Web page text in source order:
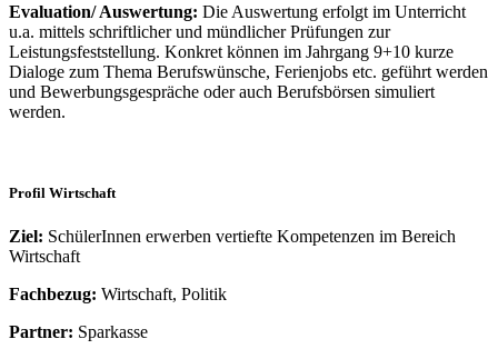
Evaluation/ Auswertung: Die Auswertung erfolgt im Unterricht
u.a. mittels schriftlicher und mündlicher Prüfungen zur
Leistungsfeststellung. Konkret können im Jahrgang 9+10 kurze
Dialoge zum Thema Berufswünsche, Ferienjobs etc. geführt werden
und Bewerbungsgespräche oder auch Berufsbörsen simuliert
werden.
Profil Wirtschaft
Ziel: SchülerInnen erwerben vertiefte Kompetenzen im Bereich
Wirtschaft
Fachbezug: Wirtschaft, Politik
Partner: Sparkasse